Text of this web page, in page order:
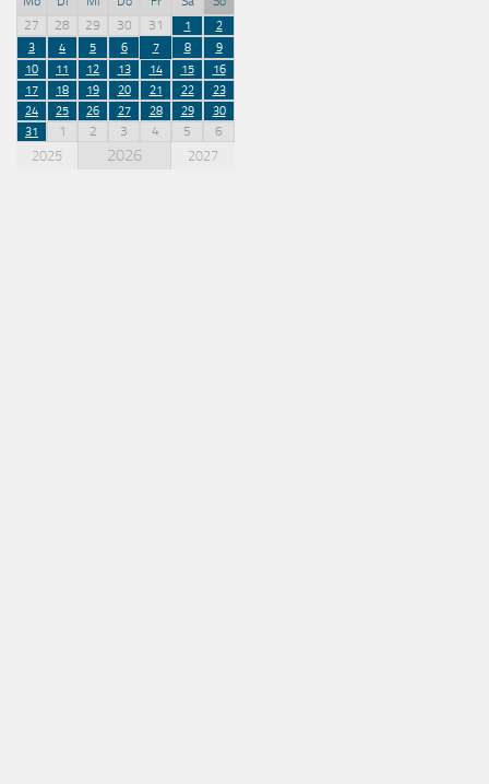
27
28 29 30 31 1
2
3
4 5 6 7 8
9
10
11 12 13 14 15
16
17
18 19 20 21 22
23
24
25 26 27 28 29
30
31
1 2 3 4 5 6
2025 2026 2027